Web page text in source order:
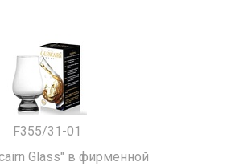
F355/31-01
Glass" в фирменной